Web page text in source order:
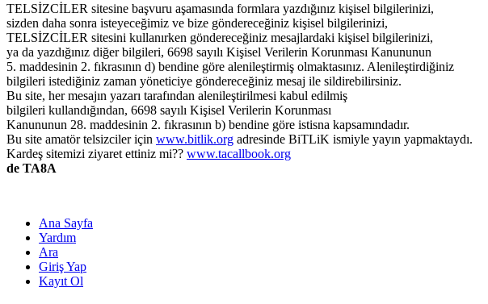
TELSİZCİLER sitesine başvuru aşamasında formlara yazdığınız kişisel bilgilerinizi,
sizden daha sonra isteyeceğimiz ve bize göndereceğiniz kişisel bilgilerinizi,
TELSİZCİLER sitesini kullanırken göndereceğiniz mesajlardaki kişisel bilgilerinizi,
ya da yazdığınız diğer bilgileri, 6698 sayılı Kişisel Verilerin Korunması Kanununun
5. maddesinin 2. fıkrasının d) bendine göre alenileştirmiş olmaktasınız. Alenileştirdiğiniz
bilgileri istediğiniz zaman yöneticiye göndereceğiniz mesaj ile sildirebilirsiniz.
Bu site, her mesajın yazarı tarafından alenileştirilmesi kabul edilmiş
bilgileri kullandığından, 6698 sayılı Kişisel Verilerin Korunması
Kanununun 28. maddesinin 2. fıkrasının b) bendine göre istisna kapsamındadır.
Bu site amatör telsizciler için www.bitlik.org adresinde BiTLiK ismiyle yayın yapmaktaydı.
Kardeş sitemizi ziyaret ettiniz mi?? www.tacallbook.org
de TA8A
Ana Sayfa
Yardım
Ara
Giriş Yap
Kayıt Ol